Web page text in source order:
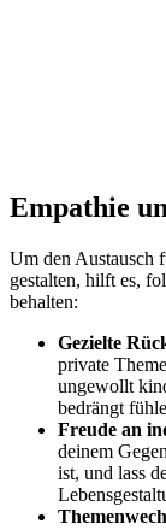
Empathie
Um den Austausch
gestalten, hilft es,
behalten:
Gezielte
private
ungewollt
bedrängt
Freude an
deinem
ist, und lass